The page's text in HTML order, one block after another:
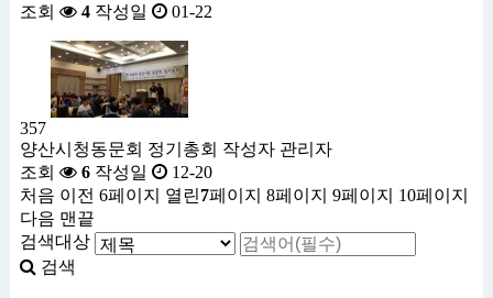
조회
4 작성일 01-22
357
양산시청동문회 정기총회 작성자 관리자
조회
6 작성일
12-20
처음 이전 6페이지 열린7페이지 8페이지 9페이지 10페이지
다음 맨끝
검색대상
검색